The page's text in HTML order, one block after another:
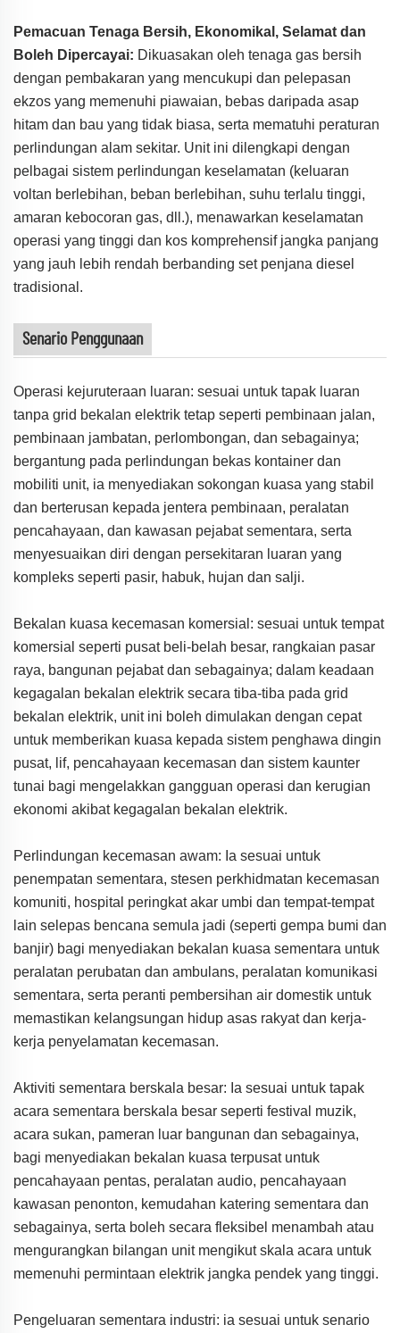
Pemacuan Tenaga Bersih, Ekonomikal, Selamat dan
Boleh Dipercayai: Dikuasakan oleh tenaga gas bersih
dengan pembakaran yang mencukupi dan pelepasan
ekzos yang memenuhi piawaian, bebas daripada asap
hitam dan bau yang tidak biasa, serta mematuhi peraturan
perlindungan alam sekitar. Unit ini dilengkapi dengan
pelbagai sistem perlindungan keselamatan (keluaran
voltan berlebihan, beban berlebihan, suhu terlalu tinggi,
amaran kebocoran gas, dll.), menawarkan keselamatan
operasi yang tinggi dan kos komprehensif jangka panjang
yang jauh lebih rendah berbanding set penjana diesel
tradisional.
Senario Penggunaan
Operasi kejuruteraan luaran: sesuai untuk tapak luaran
tanpa grid bekalan elektrik tetap seperti pembinaan jalan,
pembinaan jambatan, perlombongan, dan sebagainya;
bergantung pada perlindungan bekas kontainer dan
mobiliti unit, ia menyediakan sokongan kuasa yang stabil
dan berterusan kepada jentera pembinaan, peralatan
pencahayaan, dan kawasan pejabat sementara, serta
menyesuaikan diri dengan persekitaran luaran yang
kompleks seperti pasir, habuk, hujan dan salji.
Bekalan kuasa kecemasan komersial: sesuai untuk tempat
komersial seperti pusat beli-belah besar, rangkaian pasar
raya, bangunan pejabat dan sebagainya; dalam keadaan
kegagalan bekalan elektrik secara tiba-tiba pada grid
bekalan elektrik, unit ini boleh dimulakan dengan cepat
untuk memberikan kuasa kepada sistem penghawa dingin
pusat, lif, pencahayaan kecemasan dan sistem kaunter
tunai bagi mengelakkan gangguan operasi dan kerugian
ekonomi akibat kegagalan bekalan elektrik.
Perlindungan kecemasan awam: Ia sesuai untuk
penempatan sementara, stesen perkhidmatan kecemasan
komuniti, hospital peringkat akar umbi dan tempat-tempat
lain selepas bencana semula jadi (seperti gempa bumi dan
banjir) bagi menyediakan bekalan kuasa sementara untuk
peralatan perubatan dan ambulans, peralatan komunikasi
sementara, serta peranti pembersihan air domestik untuk
memastikan kelangsungan hidup asas rakyat dan kerja-
kerja penyelamatan kecemasan.
Aktiviti sementara berskala besar: Ia sesuai untuk tapak
acara sementara berskala besar seperti festival muzik,
acara sukan, pameran luar bangunan dan sebagainya,
bagi menyediakan bekalan kuasa terpusat untuk
pencahayaan pentas, peralatan audio, pencahayaan
kawasan penonton, kemudahan katering sementara dan
sebagainya, serta boleh secara fleksibel menambah atau
mengurangkan bilangan unit mengikut skala acara untuk
memenuhi permintaan elektrik jangka pendek yang tinggi.
Pengeluaran sementara industri: ia sesuai untuk senario